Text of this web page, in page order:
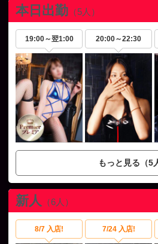
本日出勤 （5人）
19:00～翌1:00 20:00～22:30
もっと見る（5
新人 （6人）
8/7 入店! 7/24 入店!